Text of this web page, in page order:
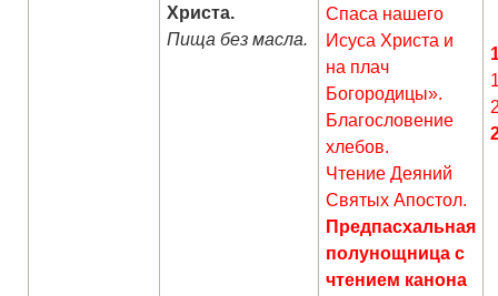
Христа.
Пища без масла.
Спаса нашего
Исуса Христа и
на плач
Богородицы».
Благословение
хлебов.
Чтение Деяний
Святых Апостол.
Предпасхальная
полунощница с
чтением канона